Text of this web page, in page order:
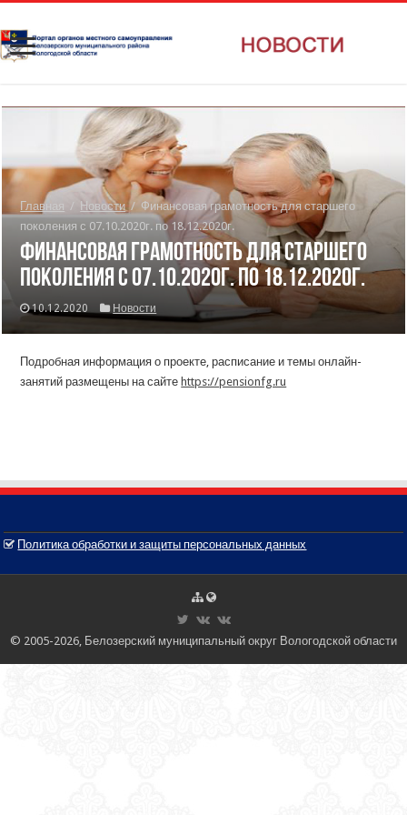
Главная / Новости / Финансовая грамотность для старшего
поколения с 07.10.2020г. по 18.12.2020г.
Финансовая грамотность для старшего
поколения с 07.10.2020г. по 18.12.2020г.
10.12.2020 Новости
Подробная информация о проекте, расписание и темы онлайн-
занятий размещены на сайте https://pensionfg.ru
Политика обработки и защиты персональных данных
© 2005-2026, Белозерский муниципальный округ Вологодской области